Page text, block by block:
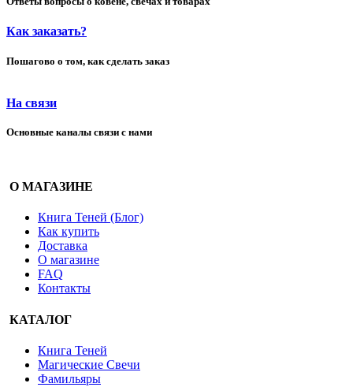
Как заказать?
Пошагово о том, как сделать заказ
На связи
Основные каналы связи с нами
О МАГАЗИНЕ
Книга Теней (Блог)
Как купить
Доставка
О магазине
FAQ
Контакты
КАТАЛОГ
Книга Теней
Магические Свечи
Фамильяры